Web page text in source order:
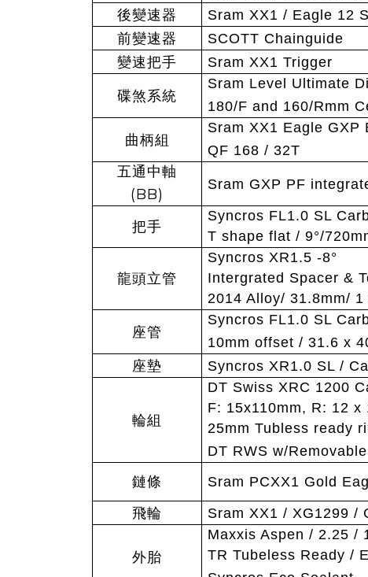
後變速器
Sram XX1 / Eagle 12
前變速器
SCOTT Chainguide
變速把手
Sram XX1 Trigger
碟煞系統
Sram Level Ultimate
180/F and 160/Rmm
曲柄組
Sram XX1 Eagle GXP
QF 168 / 32T
五通中軸
(BB)
Sram GXP PF
把手
Syncros FL1.0 SL
T shape flat / 9°/
龍頭立管
Syncros XR1.5 -8°
Intergrated Spacer &
2014 Alloy/ 31.8mm/
座管
Syncros FL1.0 SL
10mm offset / 31.6 x
座墊
Syncros XR1.0 SL /
輪組
DT Swiss XRC 1200
F: 15x110mm, R: 12 x
25mm Tubless ready
DT RWS w/
鏈條
Sram PCXX1 Gold
飛輪
Sram XX1 / XG1299 /
外胎
Maxxis Aspen / 2.25 /
TR Tubeless Ready /